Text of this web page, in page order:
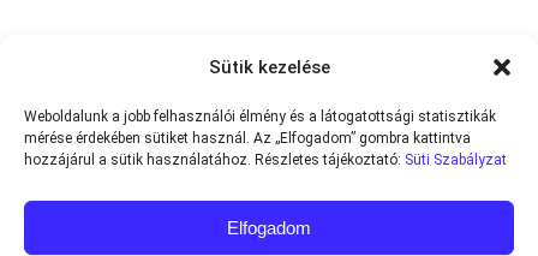
Sütik kezelése
Weboldalunk a jobb felhasználói élmény és a látogatottsági statisztikák
mérése érdekében sütiket használ. Az „Elfogadom” gombra kattintva
hozzájárul a sütik használatához. Részletes tájékoztató: Süti Szabályzat
Elfogadom